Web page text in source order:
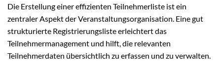
Die Erstellung einer effizienten Teilnehmerliste ist ein
zentraler Aspekt der Veranstaltungsorganisation. Eine gut
strukturierte Registrierungsliste erleichtert das
Teilnehmermanagement und hilft, die relevanten
Teilnehmerdaten übersichtlich zu erfassen und zu verwalten.